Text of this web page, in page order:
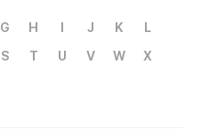
G H I J K
L
S T U V W
X